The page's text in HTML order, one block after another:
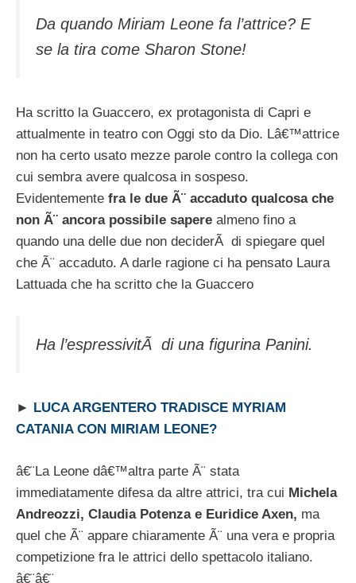
Da quando Miriam Leone fa l’attrice? E
se la tira come Sharon Stone!
Ha scritto la Guaccero, ex protagonista di Capri e
attualmente in teatro con Oggi sto da Dio. Lâ€™attrice
non ha certo usato mezze parole contro la collega con
cui sembra avere qualcosa in sospeso.
Evidentemente fra le due Ã¨ accaduto qualcosa che
non Ã¨ ancora possibile sapere almeno fino a
quando una delle due non deciderÃ di spiegare quel
che Ã¨ accaduto. A darle ragione ci ha pensato Laura
Lattuada che ha scritto che la Guaccero
Ha l’espressivitÃ di una figurina Panini.
►
LUCA ARGENTERO TRADISCE MYRIAM
CATANIA CON MIRIAM LEONE?
â€¨La Leone dâ€™altra parte Ã¨ stata
immediatamente difesa da altre attrici, tra cui Michela
Andreozzi, Claudia Potenza e Euridice Axen, ma
quel che Ã¨ appare chiaramente Ã¨ una vera e propria
competizione fra le attrici dello spettacolo italiano.
â€¨â€¨